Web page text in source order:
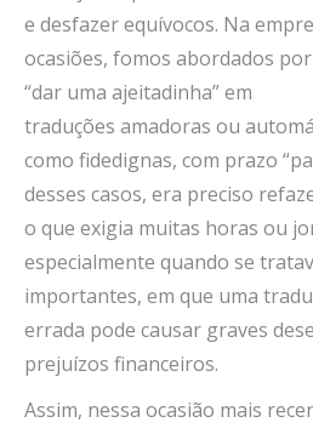
e desfazer equívocos. Na
ocasiões, fomos abordados
“dar uma ajeitadinha” em
traduções amadoras ou
como fidedignas, com prazo
desses casos, era preciso
o que exigia muitas horas ou
especialmente quando se
importantes, em que uma
errada pode causar graves
prejuízos financeiros.
Assim, nessa ocasião mais